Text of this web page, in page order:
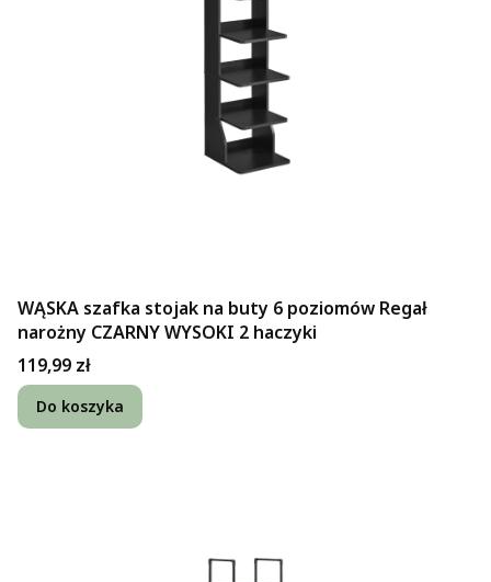
WĄSKA szafka stojak na buty 6 poziomów Regał
narożny CZARNY WYSOKI 2 haczyki
Cena
119,99 zł
Do koszyka